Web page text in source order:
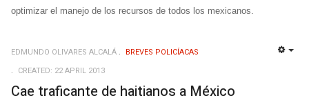
optimizar el manejo de los recursos de todos los mexicanos.
EDMUNDO OLIVARES ALCALÁ
BREVES POLICÍACAS
CREATED: 22 APRIL 2013
Cae traficante de haitianos a México